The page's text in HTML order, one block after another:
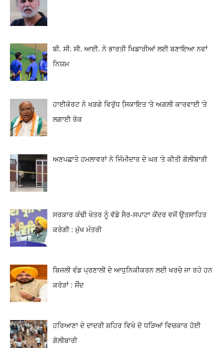
ਬੀ. ਸੀ. ਸੀ. ਆਈ. ਨੇ ਭਾਰਤੀ ਖਿਡਾਰੀਆਂ ਲਈ ਬਣਾਇਆ ਨਵਾਂ
ਨਿਯਮ
ਹਾਈਕੋਰਟ ਨੇ ਖੜਗੇ ਵਿਰੁੱਧ ਸਿ਼ਕਾਇਤ ‘ਤੇ ਅਗਲੀ ਕਾਰਵਾਈ ‘ਤੇ
ਲਗਾਈ ਰੋਕ
ਅਣਪਛਾਤੇ ਹਮਲਾਵਰਾਂ ਨੇ ਜਿੰਮੀਦਾਰ ਦੇ ਘਰ ‘ਤੇ ਕੀਤੀ ਗੋਲੀਬਾਰੀ
ਸਰਕਾਰ ਕੰਢੀ ਖੇਤਰ ਨੂੰ ਵੱਡੇ ਸੈਰ-ਸਪਾਟਾ ਕੇਂਦਰ ਵਜੋਂ ਉਤਸਾਹਿਤ
ਕਰੇਗੀ : ਮੁੱਖ ਮੰਤਰੀ
ਬਿਜਲੀ ਵੰਡ ਪ੍ਰਣਾਲੀ ਦੇ ਆਧੁਨਿਕੀਕਰਨ ਲਈ ਖਰਚੇ ਜਾ ਰਹੇ ਹਨ
ਕਰੋੜਾਂ : ਸੌਂਦ
ਹਰਿਆਣਾ ਦੇ ਦਾਦਰੀ ਸ਼ਹਿਰ ਵਿਖੇ ਦੋ ਧੜਿਆਂ ਵਿਚਕਾਰ ਹੋਈ
ਗੋਲੀਬਾਰੀ